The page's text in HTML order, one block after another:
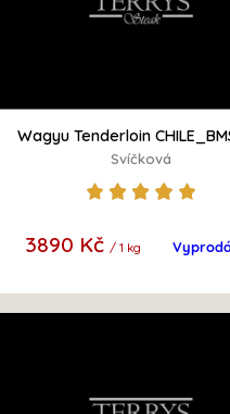
Wagyu Tenderloin
Svíčková
3890 Kč/ 1 kg